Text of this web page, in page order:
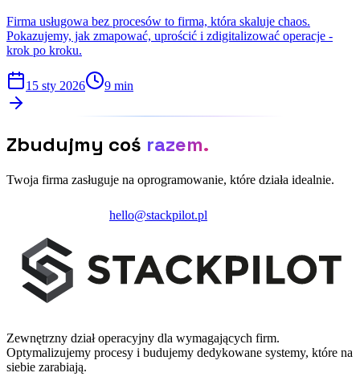
Firma usługowa bez procesów to firma, która skaluje chaos.
Pokazujemy, jak zmapować, uprościć i zdigitalizować operacje -
krok po kroku.
15 sty 2026 9 min
Zbudujmy coś razem.
Twoja firma zasługuje na oprogramowanie, które działa idealnie.
hello@stackpilot.pl
Zewnętrzny dział operacyjny dla wymagających firm.
Optymalizujemy procesy i budujemy dedykowane systemy, które na
siebie zarabiają.